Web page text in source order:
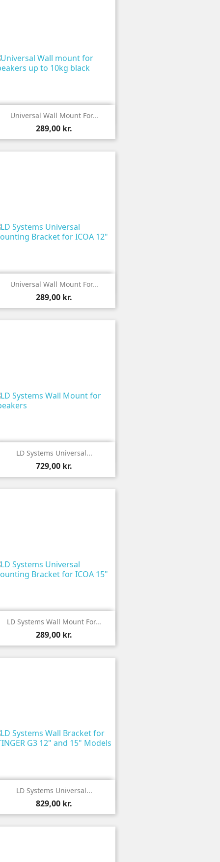
 Vis
Universal Wall Mount For...
289,00 kr.
 Vis
Universal Wall Mount For...
289,00 kr.
 Vis
LD Systems Universal...
729,00 kr.
 Vis
LD Systems Wall Mount For...
289,00 kr.
 Vis
LD Systems Universal...
829,00 kr.